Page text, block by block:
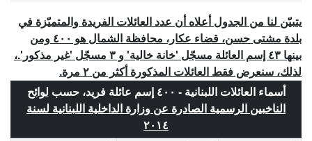
يتبيّن لنا من الجدول أعلاه أن عدد العائلات الفريدة والمتميّزة في
بلدة مشتى حسن، قضاء عكار، محافظة الشمال هو ٤٠٠ ومن
بينها ٤٣ إسم العائلة مسجّل 'خانة خالية' و ٣ مسجّل 'غير مذكور'.،
لذلك، سنعرض فقط العائلات المذكورة أكثر من ٢ مرة.
أسماء العائلات اللبنانية - ٤٠٠ إسم عائلة فريد، حسب
لوائح
الناخبين الرسمية الصادرة عن وزارة الداخلية اللبنانية لسنة
٢٠١٤